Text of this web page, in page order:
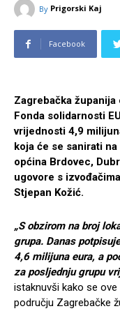
By Prigorski Kaj
Facebook
Zagrebačka
Fonda solidarnosti
vrijednosti 4,9
koja će se sanirati
općina Brdovec,
ugovore s
Stjepan Kožić.
„S obzirom na broj
grupa. Danas
4,6 milijuna eura, a
za posljednju grupu
istaknuvši kako se
području Zagrebačke